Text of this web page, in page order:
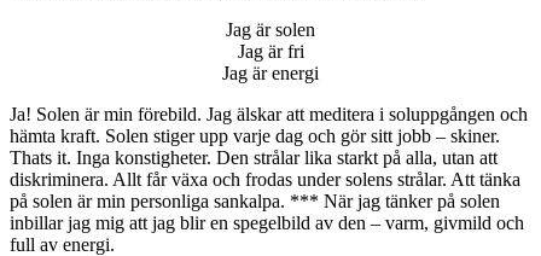
Jag är solen
Jag är fri
Jag är energi
Ja! Solen är min förebild. Jag älskar att meditera i soluppgången och
hämta kraft. Solen stiger upp varje dag och gör sitt jobb – skiner.
Thats it. Inga konstigheter. Den strålar lika starkt på alla, utan att
diskriminera. Allt får växa och frodas under solens strålar. Att tänka
på solen är min personliga sankalpa. *** När jag tänker på solen
inbillar jag mig att jag blir en spegelbild av den – varm, givmild och
full av energi.